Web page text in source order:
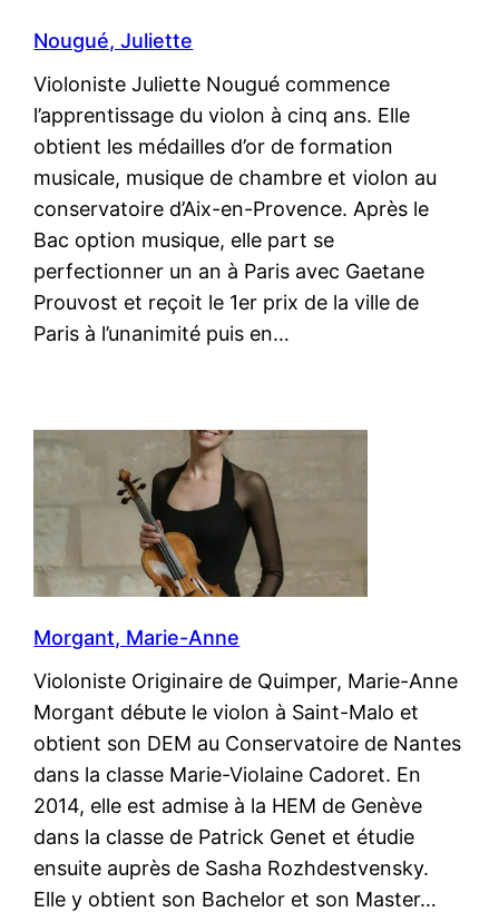
Nougué, Juliette
Violoniste Juliette Nougué commence
l’apprentissage du violon à cinq ans. Elle
obtient les médailles d’or de formation
musicale, musique de chambre et violon au
conservatoire d’Aix-en-Provence. Après le
Bac option musique, elle part se
perfectionner un an à Paris avec Gaetane
Prouvost et reçoit le 1er prix de la ville de
Paris à l’unanimité puis en…
Morgant, Marie-Anne
Violoniste Originaire de Quimper, Marie-Anne
Morgant débute le violon à Saint-Malo et
obtient son DEM au Conservatoire de Nantes
dans la classe Marie-Violaine Cadoret. En
2014, elle est admise à la HEM de Genève
dans la classe de Patrick Genet et étudie
ensuite auprès de Sasha Rozhdestvensky.
Elle y obtient son Bachelor et son Master…